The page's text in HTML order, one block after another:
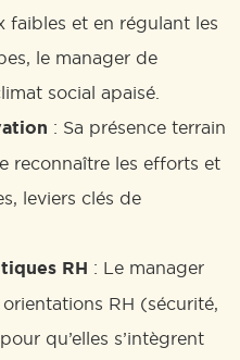
faibles et en régulant les
le manager de
social apaisé.
: Sa présence terrain
reconnaître les efforts et
leviers clés de
RH : Le manager
RH (sécurité,
qu’elles s’intègrent